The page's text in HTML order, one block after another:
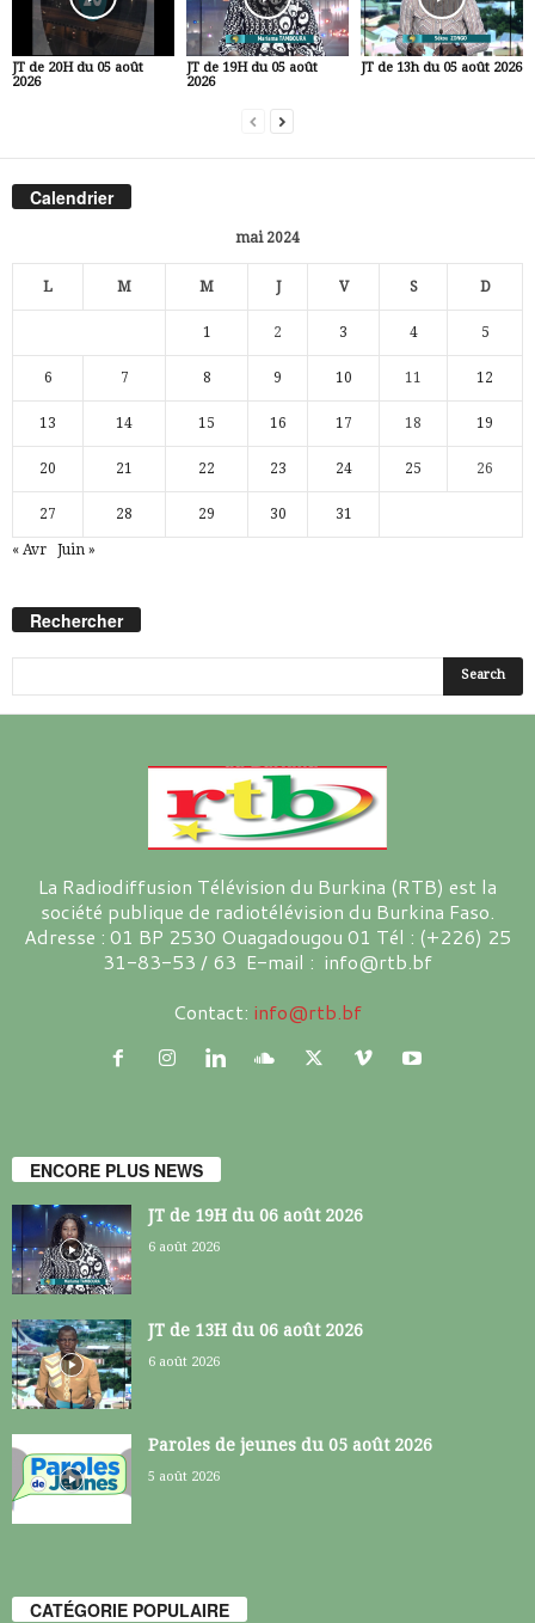
JT de 20H du 05 août
2026
JT de 19H du 05 août
2026
JT de 13h du 05 août 2026
Calendrier
mai 2024
L M M J V S D
1 2 3 4 5
6 7 8 9 10 11 12
13 14 15 16 17 18 19
20 21 22 23 24 25 26
27 28 29 30 31
« Avr Juin »
Rechercher
La Radiodiffusion Télévision du Burkina (RTB) est la
société publique de radiotélévision du Burkina Faso.
Adresse : 01 BP 2530 Ouagadougou 01 Tél : (+226) 25
31-83-53 / 63 E-mail : info@rtb.bf
Contact: info@rtb.bf
ENCORE PLUS NEWS
JT de 19H du 06 août 2026
6 août 2026
JT de 13H du 06 août 2026
6 août 2026
Paroles de jeunes du 05 août 2026
5 août 2026
CATÉGORIE POPULAIRE